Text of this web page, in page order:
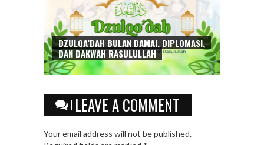
DZULQA’DAH BULAN DAMAI, DIPLOMASI,
DAN DAKWAH RASULULLAH
LEAVE A COMMENT
Your email address will not be published.